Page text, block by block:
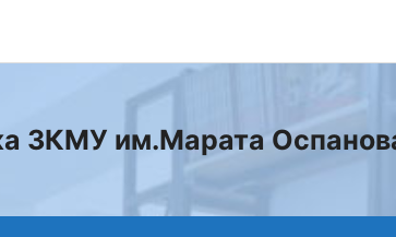
ЗКМУ им.Марата